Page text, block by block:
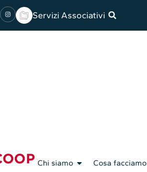
Servizi Associativi
Chi siamo Cosa facciamo